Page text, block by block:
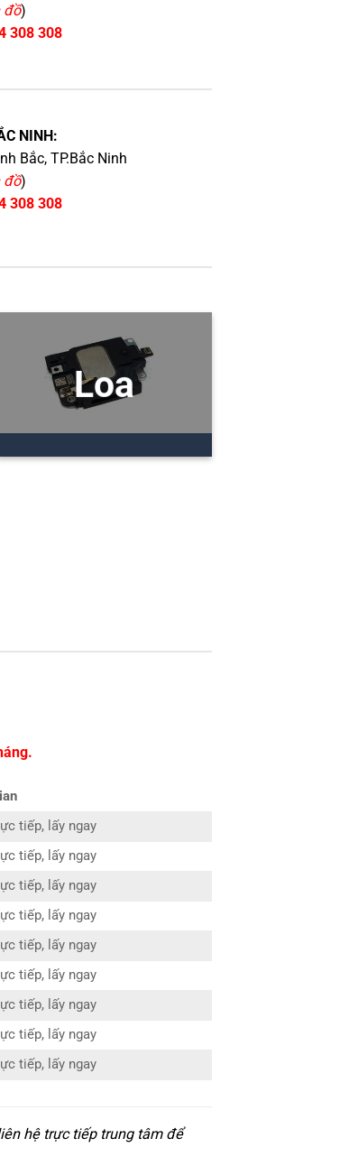
đồ)
308 308
NINH:
Bắc, TP.Bắc Ninh
đồ)
308 308
Loa
tiếp, lấy ngay
tiếp, lấy ngay
tiếp, lấy ngay
tiếp, lấy ngay
tiếp, lấy ngay
tiếp, lấy ngay
tiếp, lấy ngay
tiếp, lấy ngay
tiếp, lấy ngay
hệ trực tiếp trung tâm để